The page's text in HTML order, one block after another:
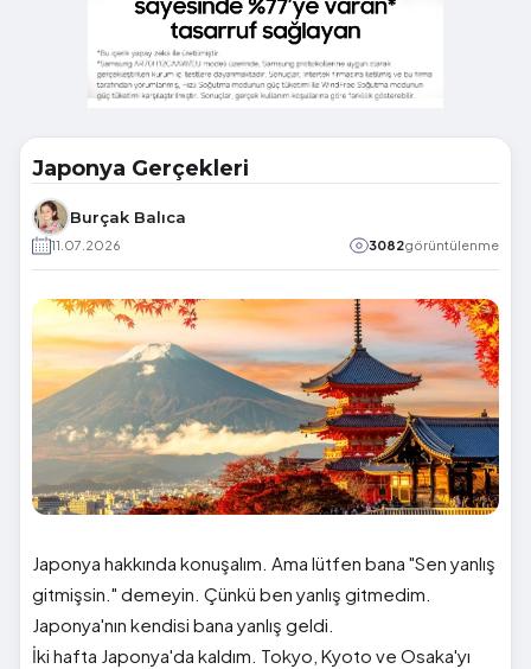
Japonya Gerçekleri
Burçak Balıca
11.07.2026 3082görüntülenme
Japonya hakkında konuşalım. Ama lütfen bana "Sen yanlış
gitmişsin." demeyin. Çünkü ben yanlış gitmedim.
Japonya'nın kendisi bana yanlış geldi.
İki hafta Japonya'da kaldım. Tokyo, Kyoto ve Osaka'yı